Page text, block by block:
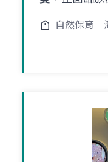
自然保育